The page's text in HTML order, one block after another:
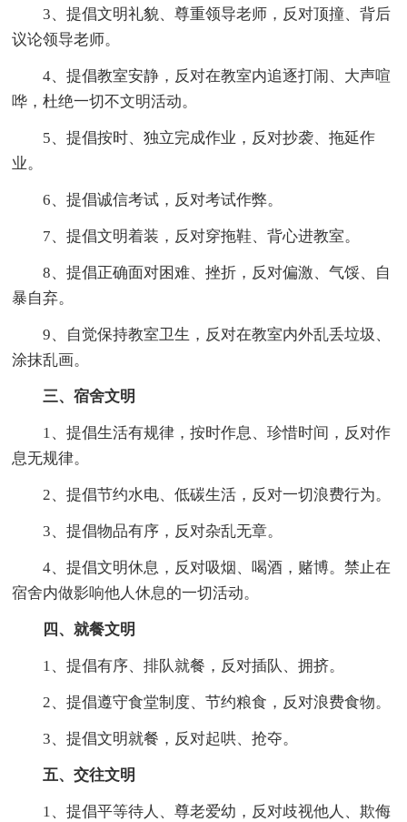
3、提倡文明礼貌、尊重领导老师，反对顶撞、背后
议论领导老师。
4、提倡教室安静，反对在教室内追逐打闹、大声喧
哗，杜绝一切不文明活动。
5、提倡按时、独立完成作业，反对抄袭、拖延作
业。
6、提倡诚信考试，反对考试作弊。
7、提倡文明着装，反对穿拖鞋、背心进教室。
8、提倡正确面对困难、挫折，反对偏激、气馁、自
暴自弃。
9、自觉保持教室卫生，反对在教室内外乱丢垃圾、
涂抹乱画。
三、宿舍文明
1、提倡生活有规律，按时作息、珍惜时间，反对作
息无规律。
2、提倡节约水电、低碳生活，反对一切浪费行为。
3、提倡物品有序，反对杂乱无章。
4、提倡文明休息，反对吸烟、喝酒，赌博。禁止在
宿舍内做影响他人休息的一切活动。
四、就餐文明
1、提倡有序、排队就餐，反对插队、拥挤。
2、提倡遵守食堂制度、节约粮食，反对浪费食物。
3、提倡文明就餐，反对起哄、抢夺。
五、交往文明
1、提倡平等待人、尊老爱幼，反对歧视他人、欺侮